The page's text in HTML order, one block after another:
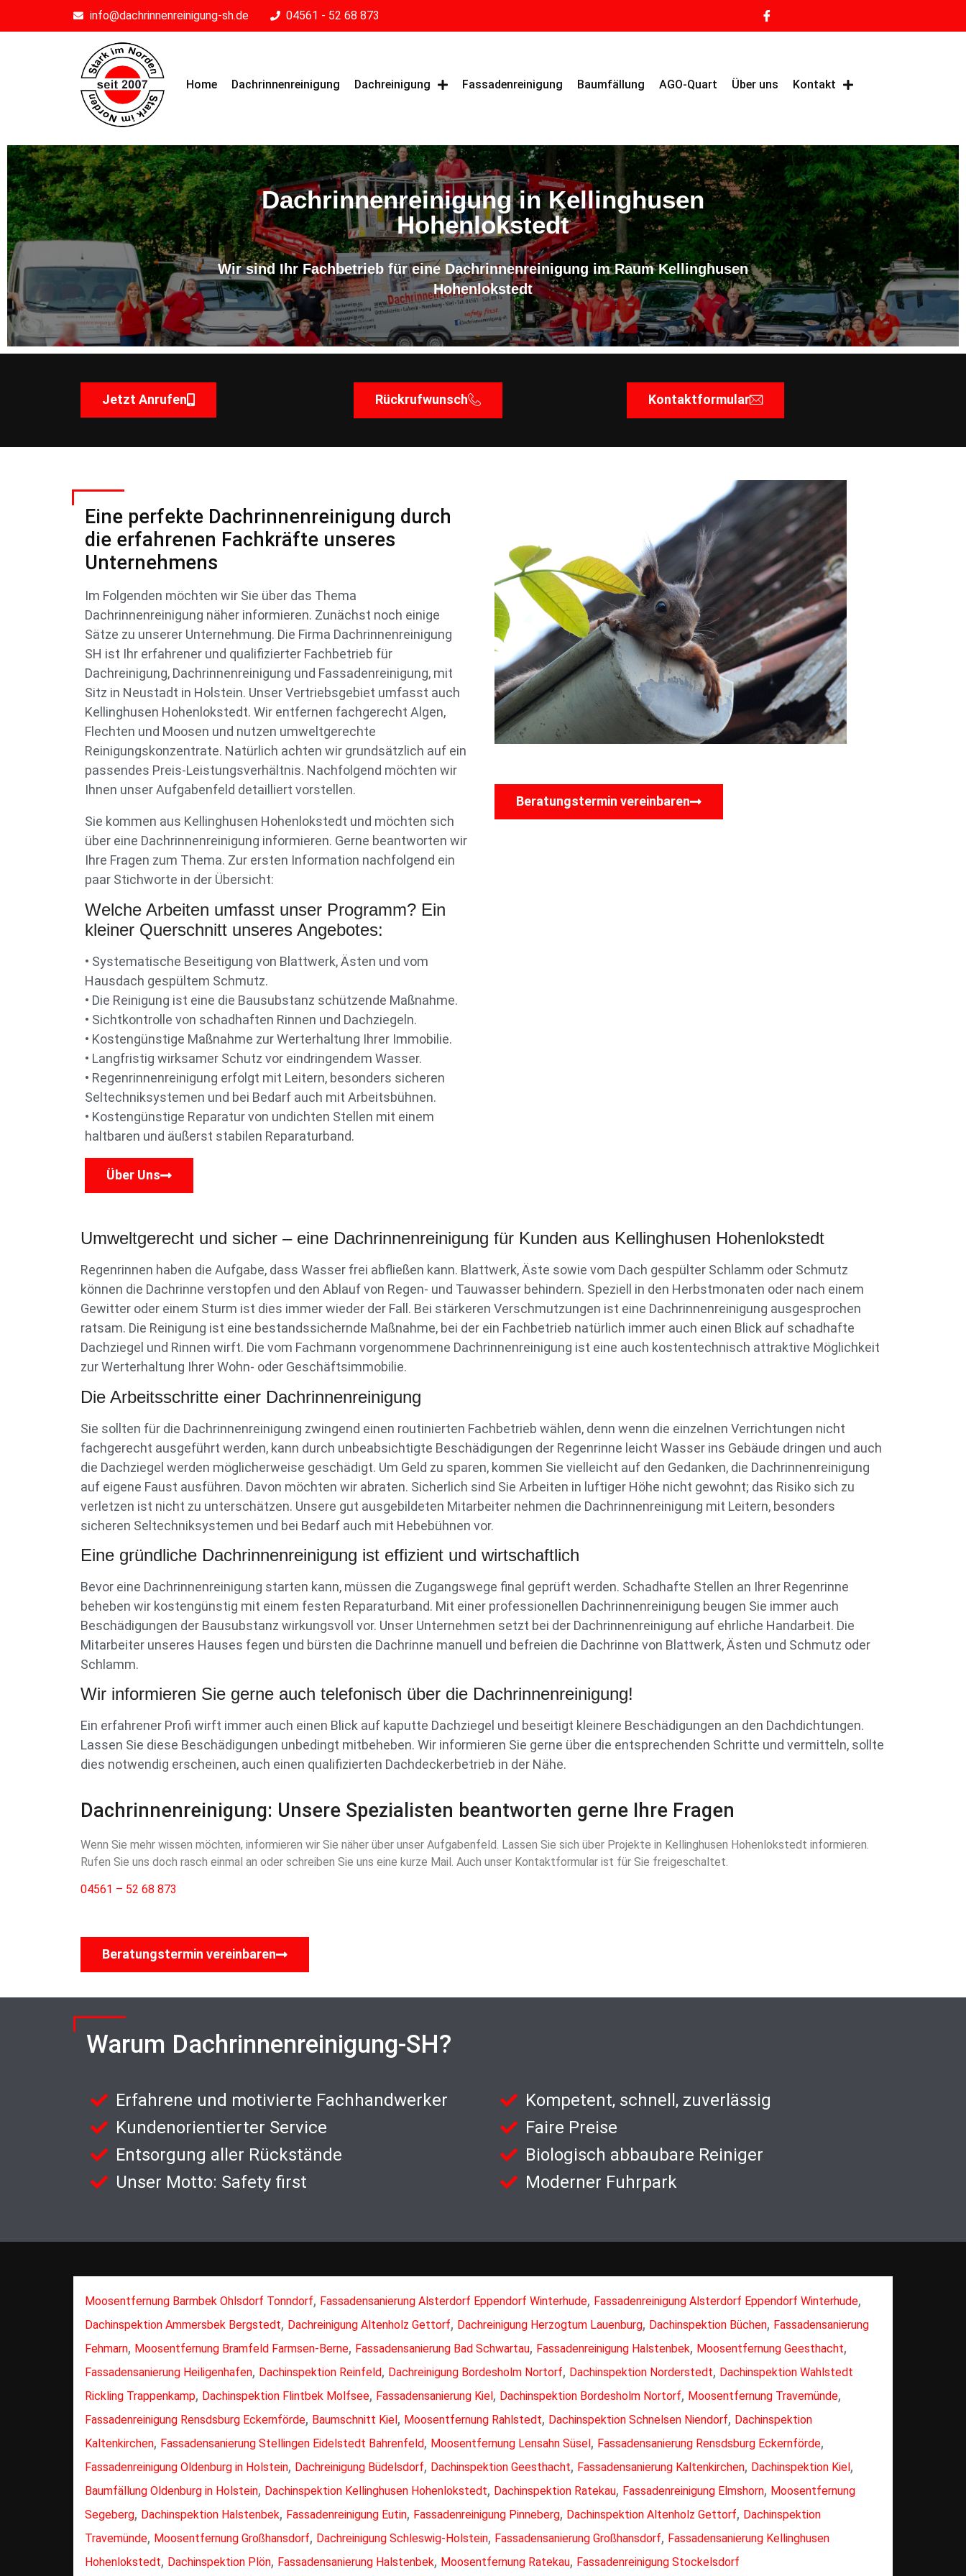
info@dachrinnenreinigung-sh.de 04561 - 52 68 873
Home Dachrinnenreinigung Dachreinigung Fassadenreinigung Baumfällung AGO-Quart Über uns Kontakt
Dachrinnenreinigung in Kellinghusen
Hohenlokstedt
Wir sind Ihr Fachbetrieb für eine Dachrinnenreinigung im Raum Kellinghusen
Hohenlokstedt
Jetzt Anrufen Rückrufwunsch Kontaktformular
Eine perfekte Dachrinnenreinigung durch
die erfahrenen Fachkräfte unseres
Unternehmens
Im Folgenden möchten wir Sie über das Thema
Dachrinnenreinigung näher informieren. Zunächst noch einige
Sätze zu unserer Unternehmung. Die Firma Dachrinnenreinigung
SH ist Ihr erfahrener und qualifizierter Fachbetrieb für
Dachreinigung, Dachrinnenreinigung und Fassadenreinigung, mit
Sitz in Neustadt in Holstein. Unser Vertriebsgebiet umfasst auch
Kellinghusen Hohenlokstedt. Wir entfernen fachgerecht Algen,
Flechten und Moosen und nutzen umweltgerechte
Reinigungskonzentrate. Natürlich achten wir grundsätzlich auf ein
passendes Preis-Leistungsverhältnis. Nachfolgend möchten wir
Ihnen unser Aufgabenfeld detailliert vorstellen.
Sie kommen aus Kellinghusen Hohenlokstedt und möchten sich
über eine Dachrinnenreinigung informieren. Gerne beantworten wir
Ihre Fragen zum Thema. Zur ersten Information nachfolgend ein
paar Stichworte in der Übersicht:
Welche Arbeiten umfasst unser Programm? Ein
kleiner Querschnitt unseres Angebotes:
• Systematische Beseitigung von Blattwerk, Ästen und vom
Hausdach gespültem Schmutz.
• Die Reinigung ist eine die Bausubstanz schützende Maßnahme.
• Sichtkontrolle von schadhaften Rinnen und Dachziegeln.
• Kostengünstige Maßnahme zur Werterhaltung Ihrer Immobilie.
• Langfristig wirksamer Schutz vor eindringendem Wasser.
• Regenrinnenreinigung erfolgt mit Leitern, besonders sicheren
Seltechniksystemen und bei Bedarf auch mit Arbeitsbühnen.
• Kostengünstige Reparatur von undichten Stellen mit einem
haltbaren und äußerst stabilen Reparaturband.
Über Uns
Beratungstermin vereinbaren
Umweltgerecht und sicher – eine Dachrinnenreinigung für Kunden aus Kellinghusen Hohenlokstedt
Regenrinnen haben die Aufgabe, dass Wasser frei abfließen kann. Blattwerk, Äste sowie vom Dach gespülter Schlamm oder Schmutz
können die Dachrinne verstopfen und den Ablauf von Regen- und Tauwasser behindern. Speziell in den Herbstmonaten oder nach einem
Gewitter oder einem Sturm ist dies immer wieder der Fall. Bei stärkeren Verschmutzungen ist eine Dachrinnenreinigung ausgesprochen
ratsam. Die Reinigung ist eine bestandssichernde Maßnahme, bei der ein Fachbetrieb natürlich immer auch einen Blick auf schadhafte
Dachziegel und Rinnen wirft. Die vom Fachmann vorgenommene Dachrinnenreinigung ist eine auch kostentechnisch attraktive Möglichkeit
zur Werterhaltung Ihrer Wohn- oder Geschäftsimmobilie.
Die Arbeitsschritte einer Dachrinnenreinigung
Sie sollten für die Dachrinnenreinigung zwingend einen routinierten Fachbetrieb wählen, denn wenn die einzelnen Verrichtungen nicht
fachgerecht ausgeführt werden, kann durch unbeabsichtigte Beschädigungen der Regenrinne leicht Wasser ins Gebäude dringen und auch
die Dachziegel werden möglicherweise geschädigt. Um Geld zu sparen, kommen Sie vielleicht auf den Gedanken, die Dachrinnenreinigung
auf eigene Faust ausführen. Davon möchten wir abraten. Sicherlich sind Sie Arbeiten in luftiger Höhe nicht gewohnt; das Risiko sich zu
verletzen ist nicht zu unterschätzen. Unsere gut ausgebildeten Mitarbeiter nehmen die Dachrinnenreinigung mit Leitern, besonders
sicheren Seltechniksystemen und bei Bedarf auch mit Hebebühnen vor.
Eine gründliche Dachrinnenreinigung ist effizient und wirtschaftlich
Bevor eine Dachrinnenreinigung starten kann, müssen die Zugangswege final geprüft werden. Schadhafte Stellen an Ihrer Regenrinne
beheben wir kostengünstig mit einem festen Reparaturband. Mit einer professionellen Dachrinnenreinigung beugen Sie immer auch
Beschädigungen der Bausubstanz wirkungsvoll vor. Unser Unternehmen setzt bei der Dachrinnenreinigung auf ehrliche Handarbeit. Die
Mitarbeiter unseres Hauses fegen und bürsten die Dachrinne manuell und befreien die Dachrinne von Blattwerk, Ästen und Schmutz oder
Schlamm.
Wir informieren Sie gerne auch telefonisch über die Dachrinnenreinigung!
Ein erfahrener Profi wirft immer auch einen Blick auf kaputte Dachziegel und beseitigt kleinere Beschädigungen an den Dachdichtungen.
Lassen Sie diese Beschädigungen unbedingt mitbeheben. Wir informieren Sie gerne über die entsprechenden Schritte und vermitteln, sollte
dies notwendig erscheinen, auch einen qualifizierten Dachdeckerbetrieb in der Nähe.
Dachrinnenreinigung: Unsere Spezialisten beantworten gerne Ihre Fragen
Wenn Sie mehr wissen möchten, informieren wir Sie näher über unser Aufgabenfeld. Lassen Sie sich über Projekte in Kellinghusen Hohenlokstedt informieren.
Rufen Sie uns doch rasch einmal an oder schreiben Sie uns eine kurze Mail. Auch unser Kontaktformular ist für Sie freigeschaltet.
04561 – 52 68 873
Beratungstermin vereinbaren
Warum Dachrinnenreinigung-SH?
Erfahrene und motivierte Fachhandwerker
Kundenorientierter Service
Entsorgung aller Rückstände
Unser Motto: Safety first
Kompetent, schnell, zuverlässig
Faire Preise
Biologisch abbaubare Reiniger
Moderner Fuhrpark
Moosentfernung Barmbek Ohlsdorf Tonndorf, Fassadensanierung Alsterdorf Eppendorf Winterhude, Fassadenreinigung Alsterdorf Eppendorf Winterhude,
Dachinspektion Ammersbek Bergstedt, Dachreinigung Altenholz Gettorf, Dachreinigung Herzogtum Lauenburg, Dachinspektion Büchen, Fassadensanierung
Fehmarn, Moosentfernung Bramfeld Farmsen-Berne, Fassadensanierung Bad Schwartau, Fassadenreinigung Halstenbek, Moosentfernung Geesthacht,
Fassadensanierung Heiligenhafen, Dachinspektion Reinfeld, Dachreinigung Bordesholm Nortorf, Dachinspektion Norderstedt, Dachinspektion Wahlstedt
Rickling Trappenkamp, Dachinspektion Flintbek Molfsee, Fassadensanierung Kiel , Dachinspektion Bordesholm Nortorf, Moosentfernung Travemünde,
Fassadenreinigung Rensdsburg Eckernförde, Baumschnitt Kiel , Moosentfernung Rahlstedt, Dachinspektion Schnelsen Niendorf, Dachinspektion
Kaltenkirchen, Fassadensanierung Stellingen Eidelstedt Bahrenfeld, Moosentfernung Lensahn Süsel , Fassadensanierung Rensdsburg Eckernförde,
Fassadenreinigung Oldenburg in Holstein, Dachreinigung Büdelsdorf, Dachinspektion Geesthacht, Fassadensanierung Kaltenkirchen, Dachinspektion Kiel ,
Baumfällung Oldenburg in Holstein, Dachinspektion Kellinghusen Hohenlokstedt, Dachinspektion Ratekau, Fassadenreinigung Elmshorn, Moosentfernung
Segeberg, Dachinspektion Halstenbek, Fassadenreinigung Eutin, Fassadenreinigung Pinneberg, Dachinspektion Altenholz Gettorf, Dachinspektion
Travemünde, Moosentfernung Großhansdorf, Dachreinigung Schleswig-Holstein, Fassadensanierung Großhansdorf, Fassadensanierung Kellinghusen
Hohenlokstedt, Dachinspektion Plön, Fassadensanierung Halstenbek, Moosentfernung Ratekau, Fassadenreinigung Stockelsdorf